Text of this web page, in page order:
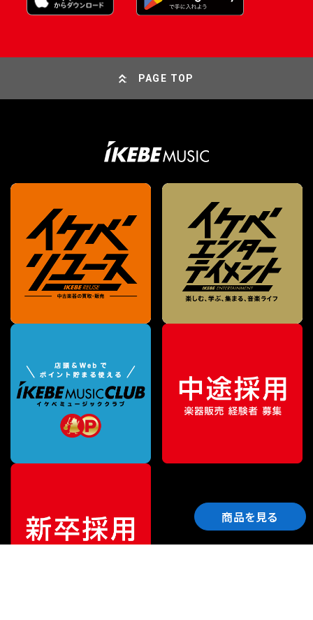
商品を見る
PAGE TOP